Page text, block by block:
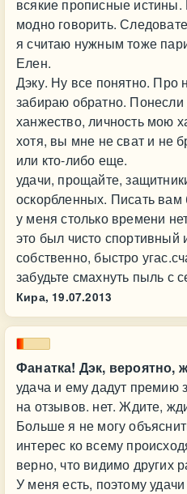
всякие прописные
модно говорить.
я считаю нужным тоже
Елен.
Дэку. Ну все понятно. Про
забираю обратно.
ханжество, личность мою
хотя, вы мне не сват и не
или кто-либо еще.
удачи, прощайте,
оскорбленных. Писать вам
у меня столько времени
это был чисто спортивный
собственно, быстро
забудьте смахнуть пыль с
Кира, 19.07.2013
Фанатка! Дэк, вероятно,
удача и ему дадут премию
на отзывов. нет. Ждите,
Больше я не могу
интерес ко всему
верно, что видимо других
У меня есть, поэтому